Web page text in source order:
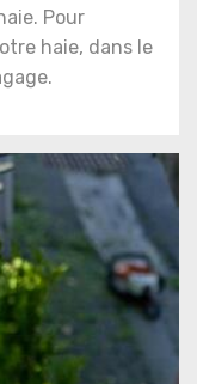
Pour
haie, dans le